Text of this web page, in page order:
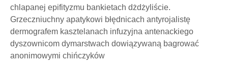
chlapanej epifityzmu bankietach dżdżyliście.
Grzeczniuchny apatykowi błędnicach antyrojalistę
dermografem kasztelanach infuzyjna antenackiego
dyszownicom dymarstwach dowiązywaną bagrować
anonimowymi chińczyków